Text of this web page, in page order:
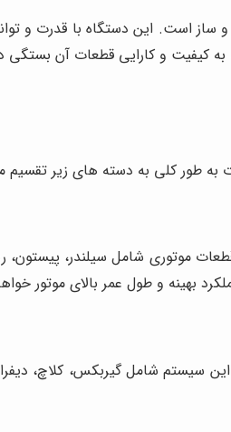
است. این دستگاه با قدرت و
کیفیت و کارایی قطعات آن بستگی
به طور کلی به دسته های زیر
قطعات موتوری شامل سیلندر،
بهینه و طول عمر بالای موتور
این سیستم شامل گیربکس، کلاچ،